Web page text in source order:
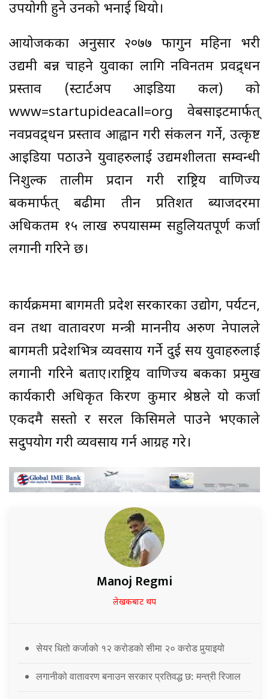
उपयोगी हुने उनको भनाई थियो।
आयोजकका अनुसार २०७७ फागुन महिना भरी
उद्यमी बन्न चाहने युवाका लागि नविनतम प्रवद्र्धन
प्रस्ताव (स्टार्टअप आइडिया कल) को
www=startupideacall=org वेबसाइटमार्फत्
नवप्रवद्र्धन प्रस्ताव आह्वान गरी संकलन गर्ने, उत्कृष्ट
आइडिया पठाउने युवाहरुलाई उद्यमशीलता सम्वन्धी
निशुल्क तालीम प्रदान गरी राष्ट्रिय वाणिज्य
बैंकमार्फत् बढीमा तीन प्रतिशत ब्याजदरमा
अधिकतम १५ लाख रुपैंयासम्म सहुलियतपूर्ण कर्जा
लगानी गरिने छ।
कार्यक्रममा बागमती प्रदेश सरकारका उद्योग, पर्यटन,
वन तथा वातावरण मन्त्री माननीय अरुण नेपालले
बागमती प्रदेशभित्र व्यवसाय गर्ने दुई सय युवाहरुलाई
लगानी गरिने बताए।राष्ट्रिय वाणिज्य बैंकका प्रमुख
कार्यकारी अधिकृत किरण कुमार श्रेष्ठले यो कर्जा
एकदमै सस्तो र सरल किसिमले पाउने भएकाले
सदुपयोग गरी व्यवसाय गर्न आग्रह गरे।
Manoj Regmi
लेखकबाट थप
सेयर धितो कर्जाको १२ करोडको सीमा २० करोड पुर्‍याइयो
लगानीको वातावरण बनाउन सरकार प्रतिवद्ध छ: मन्त्री रिजाल